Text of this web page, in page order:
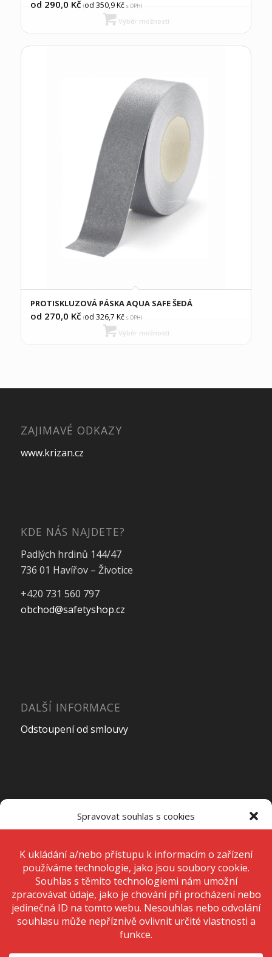
Spravovat souhlas s cookies
technologie, jako jsou soubory cookie. Děláme to, abychom zlepšili
zážitek z prohlížení a zobrazovali personalizované reklamy. Souhlas s
těmito technologiemi nám umožní zpracovávat údaje, jako je chování
při procházení nebo jedinečná ID na tomto webu. Nesouhlas nebo
odvolání souhlasu může nepříznivě ovlivnit určité vlastnosti a funkce.
Přijmout
od 290,0 Kč (od 350,9Kčs DPH)
Výběr možností
PROTISKLUZOVÁ PÁSKA AQUA SAFE ŠEDÁ
od 270,0 Kč (od 326,7 Kčs DPH)
Výběr možností
ZAJIMAVÉ ODKAZY
www.krizan.cz
KDE NÁS NAJDETE?
Padlých hrdinů 144/47
736 01 Havířov – Životice
+420 731 560 797
obchod@safetyshop.cz
DALŠÍ INFORMACE
Odstoupení od smlouvy
Pondělí – Pátek7:00 – 15:00
SobotaZavřeno
Neděle Zavřeno